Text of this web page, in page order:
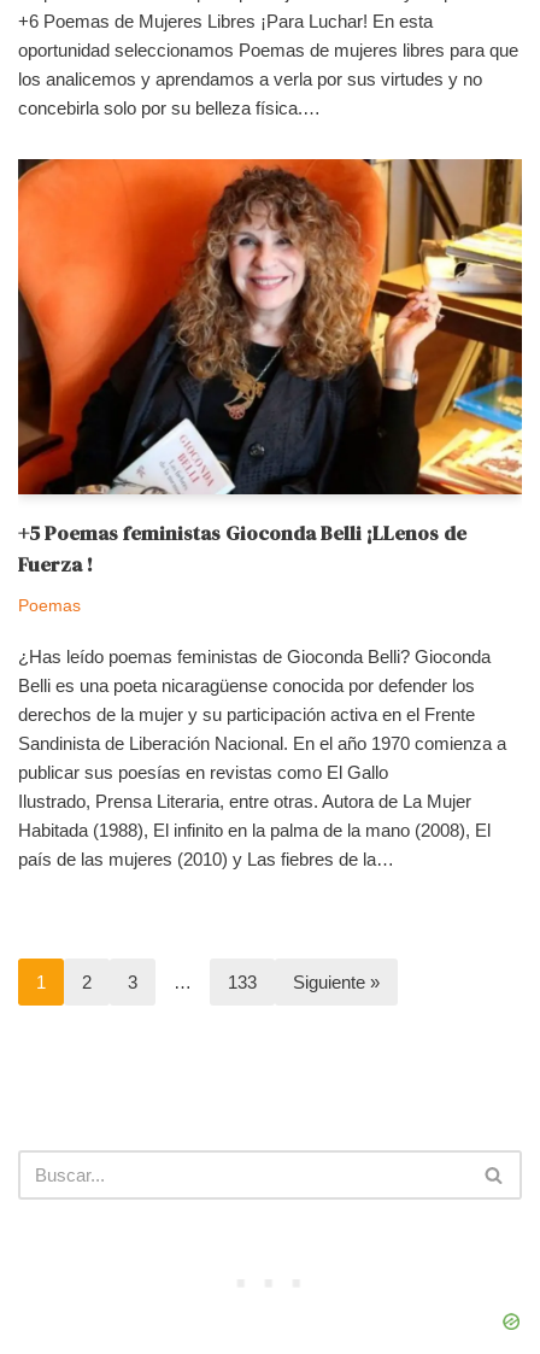
+6 Poemas de Mujeres Libres ¡Para Luchar! En esta
oportunidad seleccionamos Poemas de mujeres libres para que
los analicemos y aprendamos a verla por sus virtudes y no
concebirla solo por su belleza física.…
+5 Poemas feministas Gioconda Belli ¡LLenos de
Fuerza !
Poemas
¿Has leído poemas feministas de Gioconda Belli? Gioconda
Belli es una poeta nicaragüense conocida por defender los
derechos de la mujer y su participación activa en el Frente
Sandinista de Liberación Nacional. En el año 1970 comienza a
publicar sus poesías en revistas como El Gallo
Ilustrado, Prensa Literaria, entre otras. Autora de La Mujer
Habitada (1988), El infinito en la palma de la mano (2008), El
país de las mujeres (2010) y Las fiebres de la…
1 2 3 … 133 Siguiente »